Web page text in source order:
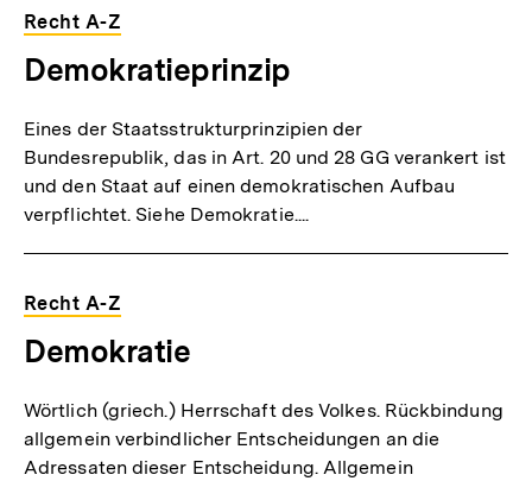
Recht A-Z
Demokratieprinzip
Eines der Staatsstrukturprinzipien der
Bundesrepublik, das in Art. 20 und 28 GG verankert ist
und den Staat auf einen demokratischen Aufbau
verpflichtet. Siehe Demokratie....
Recht A-Z
Demokratie
Wörtlich (griech.) Herrschaft des Volkes. Rückbindung
allgemein verbindlicher Entscheidungen an die
Adressaten dieser Entscheidung. Allgemein